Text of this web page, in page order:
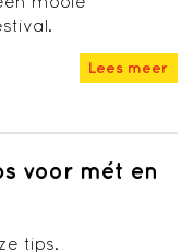
Lees meer
voor mét en
tips.